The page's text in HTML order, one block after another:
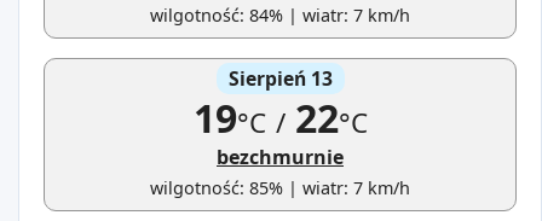
wilgotność: 84% | wiatr: 7 km/h
Sierpień 13
19°C /22°C
bezchmurnie
wilgotność: 85% | wiatr: 7 km/h